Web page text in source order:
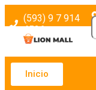
(593) 9 7 914
4526
Inicio